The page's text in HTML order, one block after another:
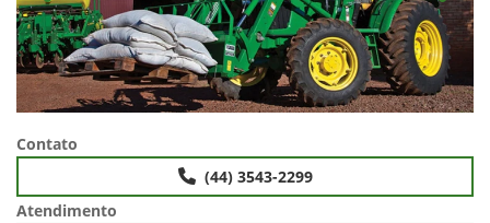
Contato
(44) 3543-2299
Atendimento